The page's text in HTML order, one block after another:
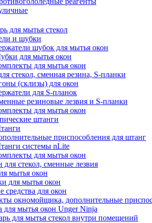
для мытья стекол
и шубки
шубок для мытья окон
для мытья окон
для мытья окон
стекол, сменная резина, S-планки
(склизы) для окон
для S-планок
резиновые лезвия и S-планки
для мытья окон
штанги
приспособления для штанг
системы nLite
для мытья окон
для стекол, сменные лезвия
мытья окон
для мытья окон
для окон
окномойщика, дополнительные
для мытья окон Unger Ninja
для мытья стекол внутри помещений